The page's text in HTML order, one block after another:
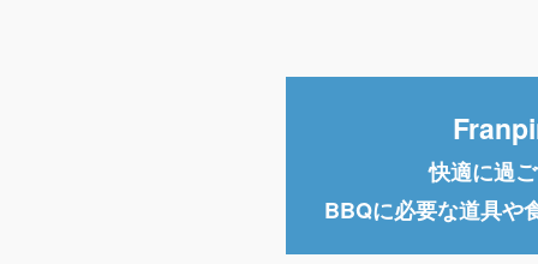
快適に過
BBQに必要な道具や